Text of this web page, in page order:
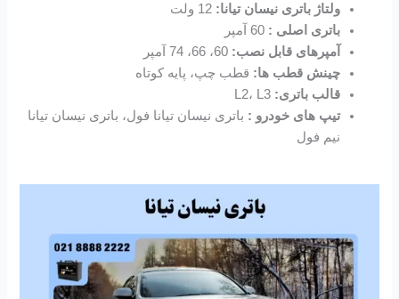
ولتاژ باتری نیسان تیانا: 12 ولت
باتری اصلی : 60 آمپر
آمپرهای قابل نصب: 60، 66، 74 آمپر
چینش قطب ها: قطب چپ، پایه کوتاه
قالب باتری: L2، L3
تیپ های خودرو : باتری نیسان تیانا فول، باتری نیسان تیانا
نیم فول